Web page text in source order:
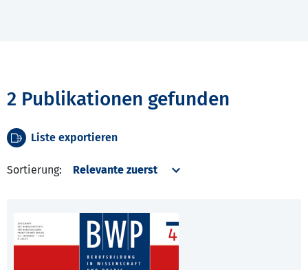
2 Publikationen gefunden
Liste exportieren
Sortierung: